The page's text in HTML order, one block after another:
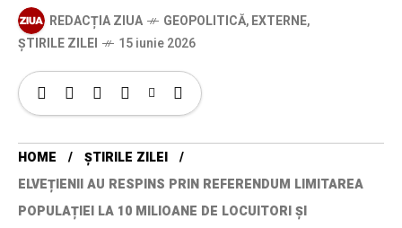
REDACȚIA ZIUA GEOPOLITICĂ,EXTERNE,
ȘTIRILE ZILEI
15 iunie 2026
HOME
ȘTIRILE ZILEI
ELVEȚIENII AU RESPINS PRIN REFERENDUM LIMITAREA
POPULAȚIEI LA 10 MILIOANE DE LOCUITORI ȘI